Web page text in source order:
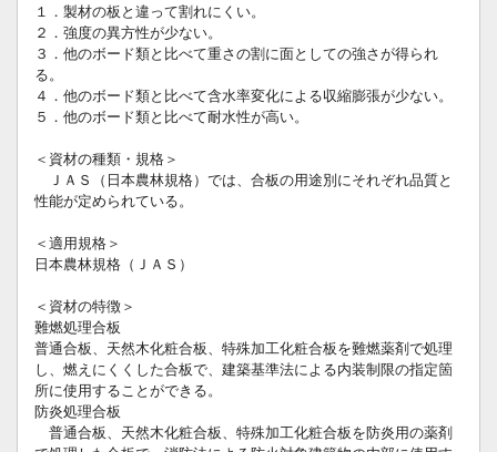
１．製材の板と違って割れにくい。
２．強度の異方性が少ない。
３．他のボード類と比べて重さの割に面としての強さが得られ
る。
４．他のボード類と比べて含水率変化による収縮膨張が少ない。
５．他のボード類と比べて耐水性が高い。
＜資材の種類・規格＞
ＪＡＳ（日本農林規格）では、合板の用途別にそれぞれ品質と
性能が定められている。
＜適用規格＞
日本農林規格（ＪＡＳ）
＜資材の特徴＞
難燃処理合板
普通合板、天然木化粧合板、特殊加工化粧合板を難燃薬剤で処理
し、燃えにくくした合板で、建築基準法による内装制限の指定箇
所に使用することができる。
防炎処理合板
普通合板、天然木化粧合板、特殊加工化粧合板を防炎用の薬剤